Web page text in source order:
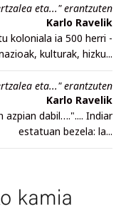
eta..." erantzuten
Karlo Ravelik
koloniala ia 500 herri -
kulturak, hizku...
eta..." erantzuten
Karlo Ravelik
dabil….".... Indiar
estatuan bezela: la...